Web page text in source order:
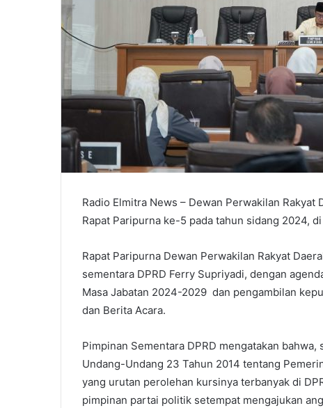
Radio Elmitra News – Dewan Perwakilan
Rapat Paripurna ke-5 pada tahun sidang 2024,
Rapat Paripurna Dewan Perwakilan Rakyat
sementara DPRD Ferry Supriyadi, dengan
Masa Jabatan 2024-2029 dan pengambilan
dan Berita Acara.
Pimpinan Sementara DPRD mengatakan
Undang-Undang 23 Tahun 2014 tentang
yang urutan perolehan kursinya terbanyak di
pimpinan partai politik setempat mengajukan